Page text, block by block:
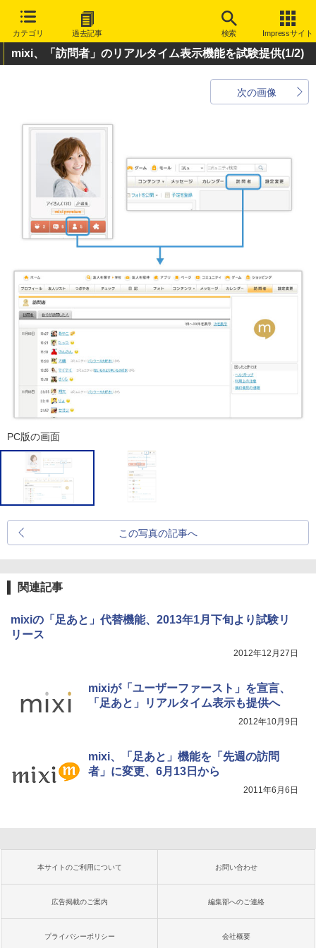
カテゴリ 過去記事 検索 Impressサイト
mixi、「訪問者」のリアルタイム表示機能を試験提供(1/2)
次の画像
PC版の画面
この写真の記事へ
関連記事
mixiの「足あと」代替機能、2013年1月下旬より試験リ
リース
2012年12月27日
mixiが「ユーザーファースト」を宣言、
「足あと」リアルタイム表示も提供へ
2012年10月9日
mixi、「足あと」機能を「先週の訪問
者」に変更、6月13日から
2011年6月6日
本サイトのご利用について お問い合わせ
広告掲載のご案内 編集部へのご連絡
プライバシーポリシー 会社概要